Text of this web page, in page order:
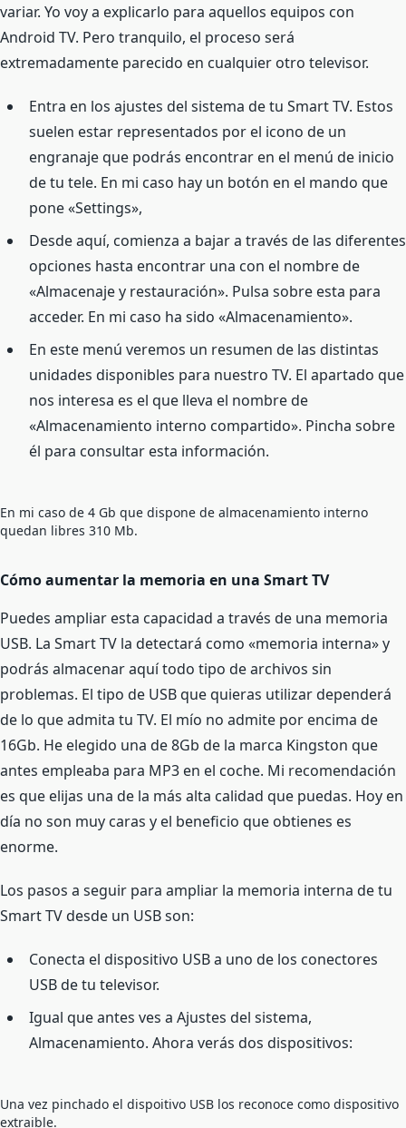
variar. Yo voy a explicarlo para aquellos equipos con
Android TV. Pero tranquilo, el proceso será
extremadamente parecido en cualquier otro televisor.
Entra en los ajustes del sistema de tu Smart TV. Estos
suelen estar representados por el icono de un
engranaje que podrás encontrar en el menú de inicio
de tu tele. En mi caso hay un botón en el mando que
pone «Settings»,
Desde aquí, comienza a bajar a través de las diferentes
opciones hasta encontrar una con el nombre de
«Almacenaje y restauración». Pulsa sobre esta para
acceder. En mi caso ha sido «Almacenamiento».
En este menú veremos un resumen de las distintas
unidades disponibles para nuestro TV. El apartado que
nos interesa es el que lleva el nombre de
«Almacenamiento interno compartido». Pincha sobre
él para consultar esta información.
En mi caso de 4 Gb que dispone de almacenamiento interno
quedan libres 310 Mb.
Cómo aumentar la memoria en una Smart TV
Puedes ampliar esta capacidad a través de una memoria
USB. La Smart TV la detectará como «memoria interna» y
podrás almacenar aquí todo tipo de archivos sin
problemas. El tipo de USB que quieras utilizar dependerá
de lo que admita tu TV. El mío no admite por encima de
16Gb. He elegido una de 8Gb de la marca Kingston que
antes empleaba para MP3 en el coche. Mi recomendación
es que elijas una de la más alta calidad que puedas. Hoy en
día no son muy caras y el beneficio que obtienes es
enorme.
Los pasos a seguir para ampliar la memoria interna de tu
Smart TV desde un USB son:
Conecta el dispositivo USB a uno de los conectores
USB de tu televisor.
Igual que antes ves a Ajustes del sistema,
Almacenamiento. Ahora verás dos dispositivos:
Una vez pinchado el dispoitivo USB los reconoce como dispositivo
extraible.